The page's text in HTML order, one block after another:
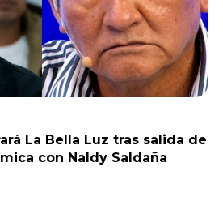
La Bella Luz tras salida de
con Naldy Saldaña